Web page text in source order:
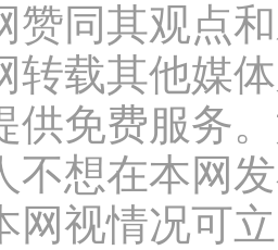
赞同其观点
转载其他媒
供免费服务
不想在本网
网视情况可